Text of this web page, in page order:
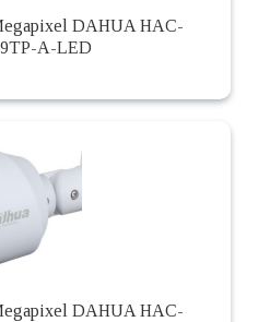
DAHUA HAC-
A-LED
DAHUA HAC-